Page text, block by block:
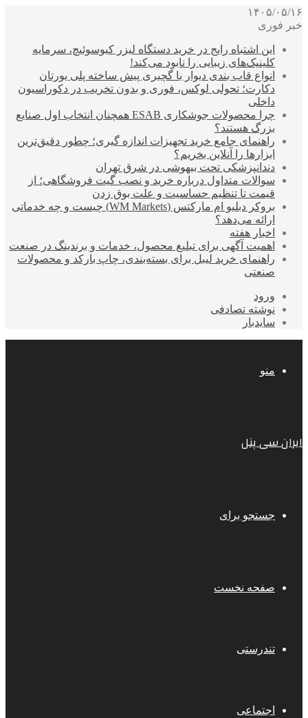
۱۴۰۵/۰۵/۱۶
خبر فوری
این اشتباه رایج در خرید دستگاه لیزر کیوسوئیچ، سرمایه
کلینیک‌های زیبایی را نابود می‌کند!
انواع قاب بندی دیوار با گچبری پیش ساخته پلی یورتان
دکارت؛ تحولی لوکس، فوری و بدون تخریب در دکوراسیون
داخلی
چرا محصولات جوشکاری ESAB همچنان انتخاب اول صنایع
بزرگ هستند؟
راهنمای جامع خرید تجهیزات اندازه گیری؛ چطور دقیق‌ترین
ابزارها را آنلاین بخریم؟
دندانپزشکی تحت بیهوشی در شرق تهران
سوالات متداول درباره خرید و نصب گیت فروشگاهی؛ از
قیمت تا تنظیم حساسیت و علت بوق زدن
بروکر دبلیو ام مارکتس (WM Markets) چیست و چه خدماتی
ارائه می‌دهد؟
اخبار هفته
اهمیت آگهی برای تبلیغ محصول، خدمات و برندینگ در صنعت
راهنمای خرید لیبل برای بسته‌بندی، چاپ بارکد و محصولات
صنعتی
ورود
نوشته تصادفی
سایدبار
منو
ایران سی پنل
جستجو برای
صفحه نخست
تندرستی
اجتماعی